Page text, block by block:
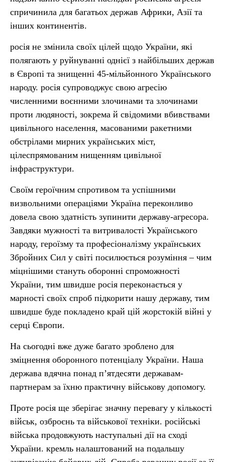
спричинила для багатьох держав Африки, Азії та
інших континентів.
росія не змінила своїх цілей щодо України, які
полягають у руйнуванні однієї з найбільших держав
в Європі та знищенні 45-мільйонного Українського
народу. росія супроводжує свою агресію
численними воєнними злочинами та злочинами
проти людяності, зокрема й свідомими вбивствами
цивільного населення, масованими ракетними
обстрілами мирних українських міст,
цілеспрямованим нищенням цивільної
інфраструктури.
Своїм героїчним спротивом та успішними
визвольними операціями Україна переконливо
довела свою здатність зупинити державу-агресора.
Завдяки мужності та витривалості Українського
народу, героїзму та професіоналізму українських
Збройних Сил у світі посилюється розуміння – чим
міцнішими стануть оборонні спроможності
України, тим швидше росія переконається у
марності своїх спроб підкорити нашу державу, тим
швидше буде покладено край цій жорстокій війні у
серці Європи.
На сьогодні вже дуже багато зроблено для
зміцнення оборонного потенціалу України. Наша
держава вдячна понад п’ятдесяти державам-
партнерам за їхню практичну військову допомогу.
Проте росія ще зберігає значну перевагу у кількості
військ, озброєнь та військової техніки. російські
війська продовжують наступальні дії на сході
України. кремль налаштований на подальшу